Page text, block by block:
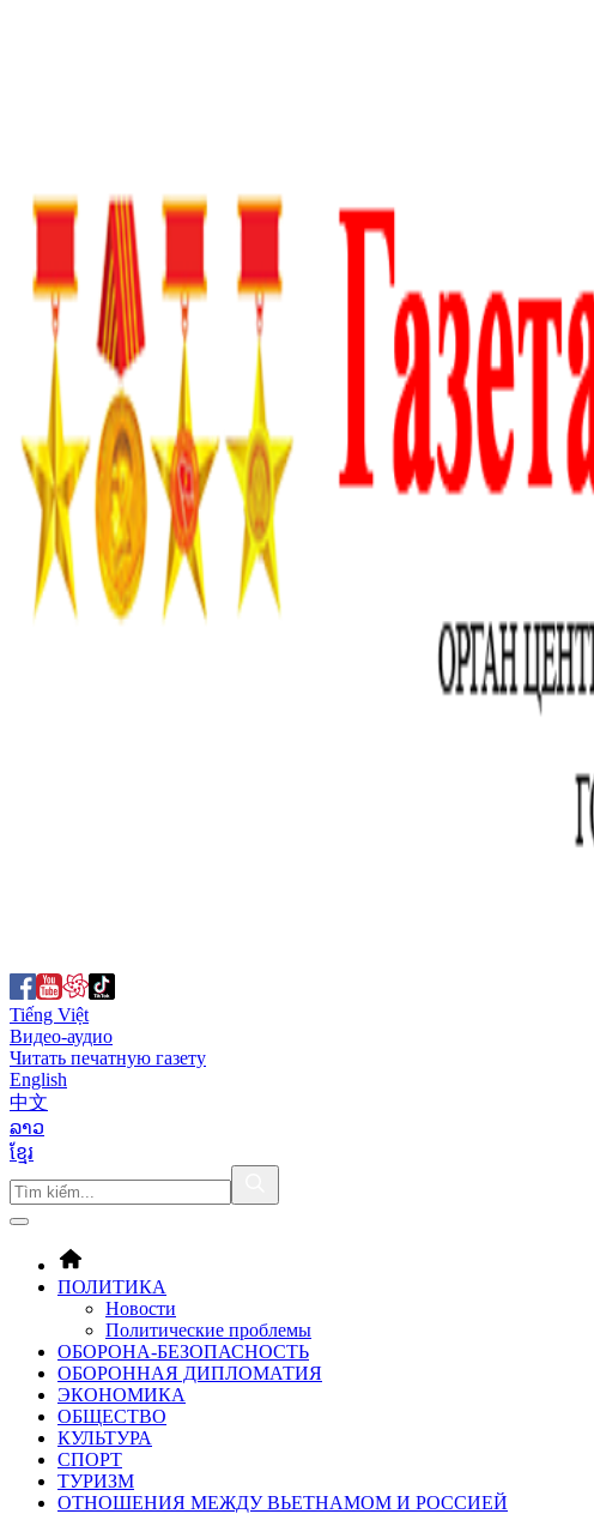
Tiếng Việt
Видео-аудио
Читать печатную газету
English
中文
ລາວ
ខ្មែរ
ПОЛИТИКА
Новости
Политические проблемы
ОБОРОНA-БЕЗОПАСНОСТЬ
ОБОРОННАЯ ДИПЛОМАТИЯ
ЭКОНОМИКА
ОБЩЕСТВО
КУЛЬТУРА
СПОРТ
ТУРИЗМ
ОТНОШЕНИЯ МЕЖДУ ВЬЕТНАМОМ И РОССИЕЙ